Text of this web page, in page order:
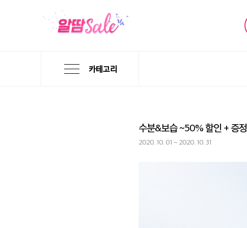
카테고리
수분&보습 ~50% 할인 + 증정
2020. 10. 01 ~ 2020. 10. 31